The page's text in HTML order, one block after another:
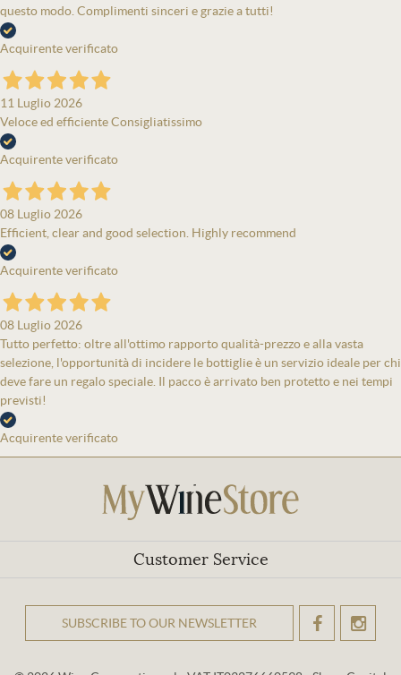
questo modo. Complimenti sinceri e grazie a tutti!
Acquirente verificato
11 Luglio 2026
Veloce ed efficiente Consigliatissimo
Acquirente verificato
08 Luglio 2026
Efficient, clear and good selection. Highly recommend
Acquirente verificato
08 Luglio 2026
Tutto perfetto: oltre all'ottimo rapporto qualità-prezzo e alla vasta
selezione, l'opportunità di incidere le bottiglie è un servizio ideale per chi
deve fare un regalo speciale. Il pacco è arrivato ben protetto e nei tempi
previsti!
Acquirente verificato
Customer Service
SUBSCRIBE TO OUR NEWSLETTER